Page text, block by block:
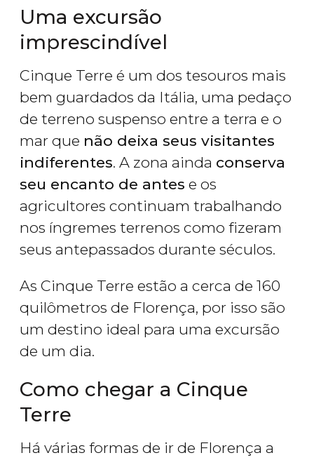
Uma excursão
imprescindível
Cinque Terre é um dos tesouros mais
bem guardados da Itália, uma pedaço
de terreno suspenso entre a terra e o
mar que não deixa seus visitantes
indiferentes. A zona ainda conserva
seu encanto de antes e os
agricultores continuam trabalhando
nos íngremes terrenos como fizeram
seus antepassados durante séculos.
As Cinque Terre estão a cerca de 160
quilômetros de Florença, por isso são
um destino ideal para uma excursão
de um dia.
Como chegar a Cinque
Terre
Há várias formas de ir de Florença a